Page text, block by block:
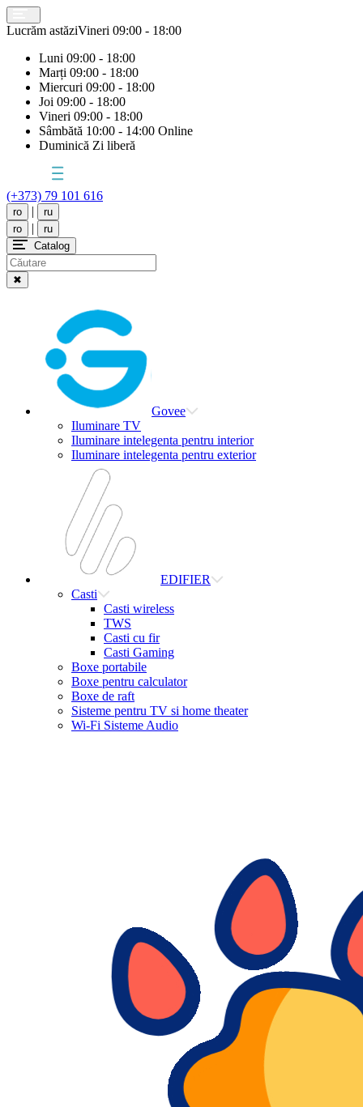
Lucrăm astăziVineri 09:00 - 18:00
Luni 09:00 - 18:00
Marți 09:00 - 18:00
Miercuri 09:00 - 18:00
Joi 09:00 - 18:00
Vineri 09:00 - 18:00
Sâmbătă 10:00 - 14:00 Online
Duminică Zi liberă
(+373) 79 101 616
ro |
ru
ro
|
ru
Catalog
✖
Govee
Iluminare TV
Iluminare intelegenta pentru interior
Iluminare intelegenta pentru exterior
EDIFIER
Casti
Casti wireless
TWS
Casti cu fir
Casti Gaming
Boxe portabile
Boxe pentru calculator
Boxe de raft
Sisteme pentru TV si home theater
Wi-Fi Sisteme Audio